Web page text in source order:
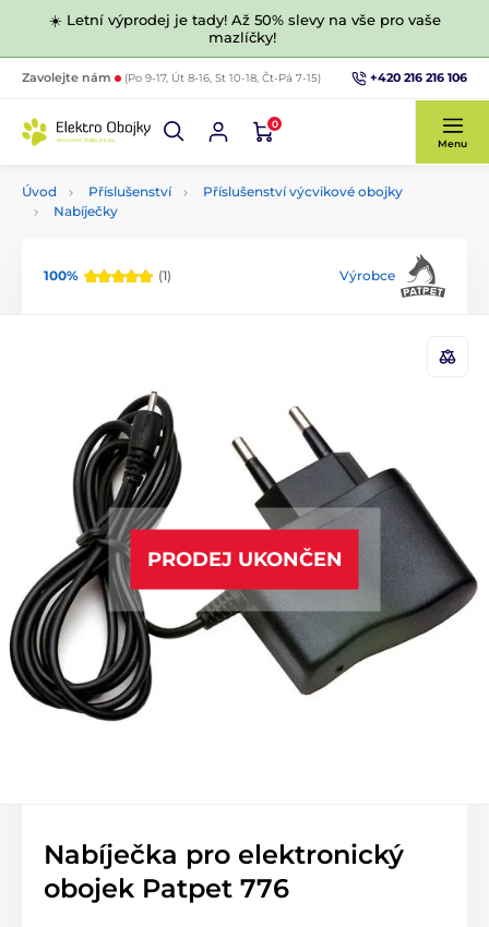
☀️ Letní výprodej je tady! Až 50% slevy na vše pro vaše
mazlíčky!
Zavolejte nám (Po 9-17, Út 8-16, St 10-18, Čt-Pá 7-15) +420 216 216 106
0
Menu
Úvod Příslušenství
Příslušenství výcvikové obojky
Nabíječky
100% (1) Výrobce
PRODEJ UKONČEN
Nabíječka pro elektronický
obojek Patpet 776